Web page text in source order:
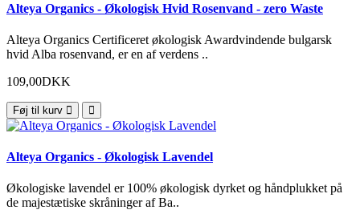
Alteya Organics - Økologisk Hvid Rosenvand - zero Waste
Alteya Organics Certificeret økologisk Awardvindende bulgarsk
hvid Alba rosenvand, er en af verdens ..
109,00DKK
Føj til kurv
Alteya Organics - Økologisk Lavendel
Økologiske lavendel er 100% økologisk dyrket og håndplukket på
de majestætiske skråninger af Ba..